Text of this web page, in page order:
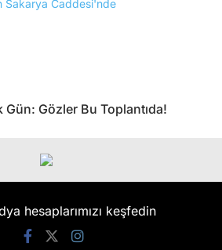
Gözler Bu Toplantıda!
hesaplarımızı keşfedin